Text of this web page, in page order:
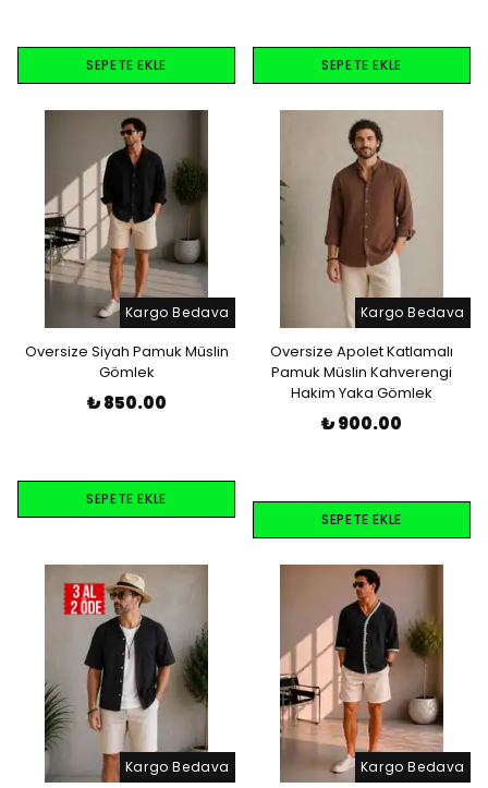
SEPETE EKLE SEPETE EKLE
Kargo Bedava
Oversize Siyah Pamuk Müslin
Gömlek
₺ 850.00
SEPETE EKLE
Kargo Bedava
Oversize Apolet Katlamalı
Pamuk Müslin Kahverengi
Hakim Yaka Gömlek
₺ 900.00
SEPETE EKLE
Kargo Bedava Kargo Bedava